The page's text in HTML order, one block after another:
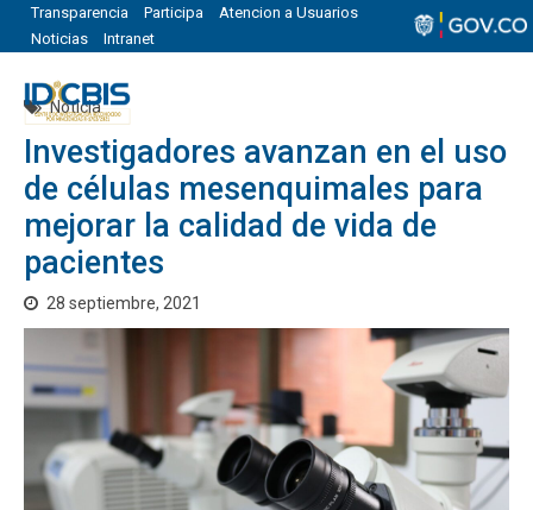
Transparencia Participa
Atencion a Usuarios
Noticias
Intranet
Noticia
Investigadores avanzan en el uso
de células mesenquimales para
mejorar la calidad de vida de
pacientes
28 septiembre, 2021